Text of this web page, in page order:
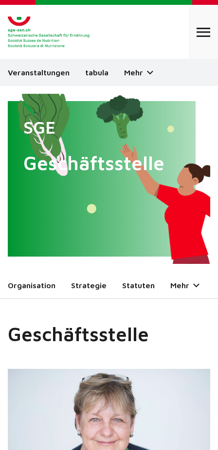
Veranstaltungen tabula Mehr
SGE
Geschäftsstelle
Organisation Strategie Statuten Mehr
Geschäftsstelle